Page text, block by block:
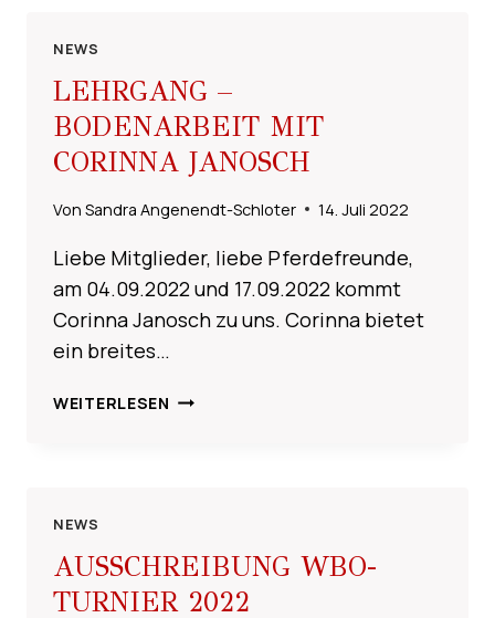
!!!!
NEWS
LEHRGANG –
BODENARBEIT MIT
CORINNA JANOSCH
Von Sandra Angenendt-Schloter 14. Juli 2022
Liebe Mitglieder, liebe Pferdefreunde,
am 04.09.2022 und 17.09.2022 kommt
Corinna Janosch zu uns. Corinna bietet
ein breites…
WEITERLESEN LEHRGANG
NEWS
AUSSCHREIBUNG WBO-
TURNIER 2022